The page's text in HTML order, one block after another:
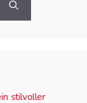
stilvoller